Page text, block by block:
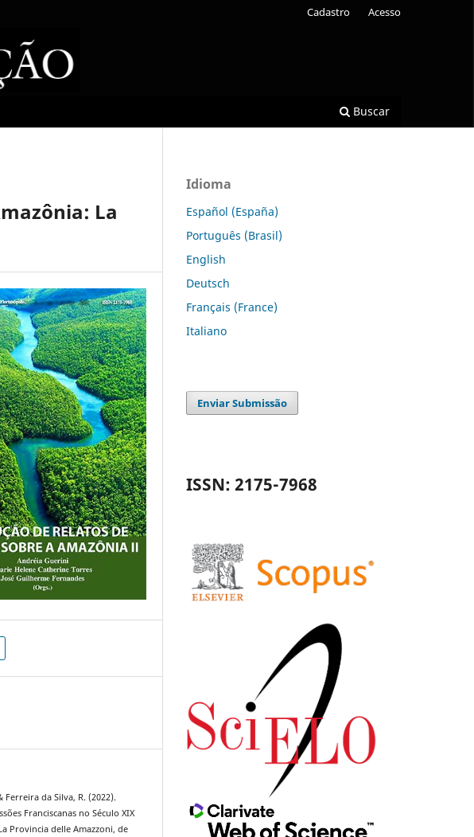
Buscar
Cadastro Acesso
La
Ferreira da Silva, R. (2022).
Franciscanas no Século XIX
Provincia delle Amazzoni, de
Idioma
Español (España)
Português (Brasil)
English
Deutsch
Français (France)
Italiano
Enviar Submissão
ISSN: 2175-7968